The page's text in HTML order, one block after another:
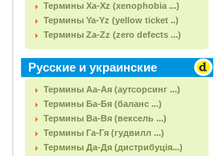
Термины Xa-Xz (xenophobia ...)
Термины Ya-Yz (yellow ticket ..)
Термины Za-Zz (zero defects ...)
Русские и украинские
Термины Аа-Ая (аутсорсинг ...)
Термины Ба-Бя (баланс ...)
Термины Ва-Вя (вексель ...)
Термины Га-Гя (гудвилл ...)
Термины Да-Дя (дистрибуція...)